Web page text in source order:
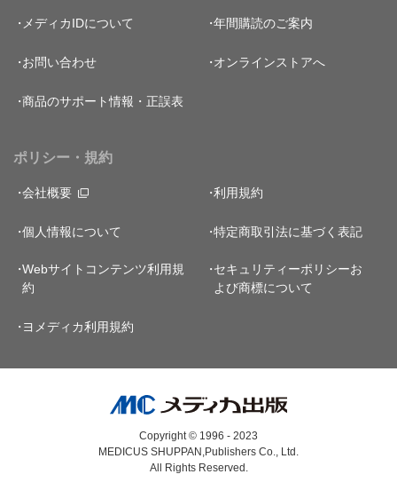
メディカIDについて 年間購読のご案内
お問い合わせ オンラインストアへ
商品のサポート情報・正誤表
ポリシー・規約
会社概要 利用規約
個人情報について 特定商取引法に基づく表記
Webサイトコンテンツ利用規
約
セキュリティーポリシーお
よび商標について
ヨメディカ利用規約
Copyright © 1996 - 2023
MEDICUS SHUPPAN,Publishers Co., Ltd.
All Rights Reserved.